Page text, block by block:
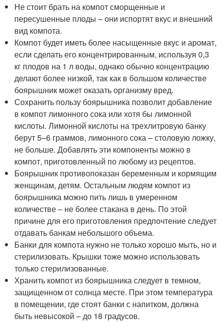
Не стоит брать на компот сморщенные и
пересушенные плоды – они испортят вкус и внешний
вид компота.
Компот будет иметь более насыщенные вкус и аромат,
если сделать его концентрированным, используя 0,3
кг плодов на 1 л воды, однако обычно концентрацию
делают более низкой, так как в большом количестве
боярышник может оказать организму вред.
Сохранить пользу боярышника позволит добавление
в компот лимонного сока или хотя бы лимонной
кислоты. Лимонной кислоты на трехлитровую банку
берут 5–6 граммов, лимонного сока – столовую ложку,
не больше. Добавлять эти компоненты можно в
компот, приготовленный по любому из рецептов.
Боярышник противопоказан беременным и кормящим
женщинам, детям. Остальным людям компот из
боярышника можно пить лишь в умеренном
количестве – не более стакана в день. По этой
причине для его приготовления предпочтение следует
отдавать банкам небольшого объема.
Банки для компота нужно не только хорошо мыть, но и
стерилизовать. Крышки тоже можно использовать
только стерилизованные.
Хранить компот из боярышника следует в темном,
защищенном от солнца месте. При этом температура
в помещении, где стоят банки с напитком, должна
быть невысокой – до 18 градусов.